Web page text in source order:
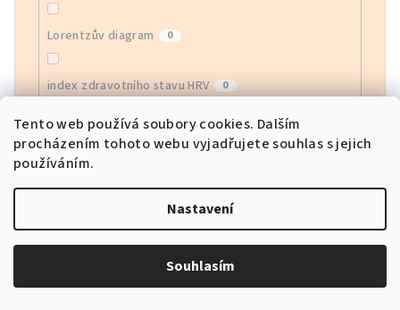
Tento web používá soubory cookies. Dalším
procházením tohoto webu vyjadřujete souhlas s jejich
používáním.
Nastavení
Souhlasím
Lorentzův diagram 0
index zdravotního stavu HRV 0
monitor EGG
monitor krevního kyslíku 0
sledování srdeční frekvence APP 0
sportovní režimy 0